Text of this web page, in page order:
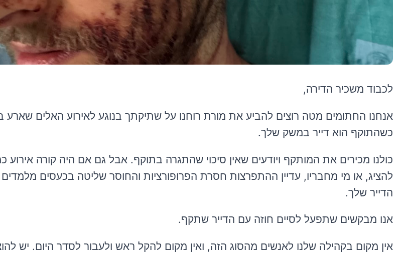
לכבוד משכיר הדירה,
כשהתוקף הוא דייר במשק שלך.
כולנו מכירים את המותקף ויודעים שאין סיכוי שהתגרה בתוקף. אבל גם אם היה קורה
להציג, או מי מחבריו, עדיין ההתפרצות חסרת הפרופורציות והחוסר שליטה בכעסים מלמדים
הדייר שלך.
אנו מבקשים שתפעל לסיים חוזה עם הדייר שתקף.
אין מקום בקהילה שלנו לאנשים מהסוג הזה, ואין מקום להקל ראש ולעבור לסדר היום. יש